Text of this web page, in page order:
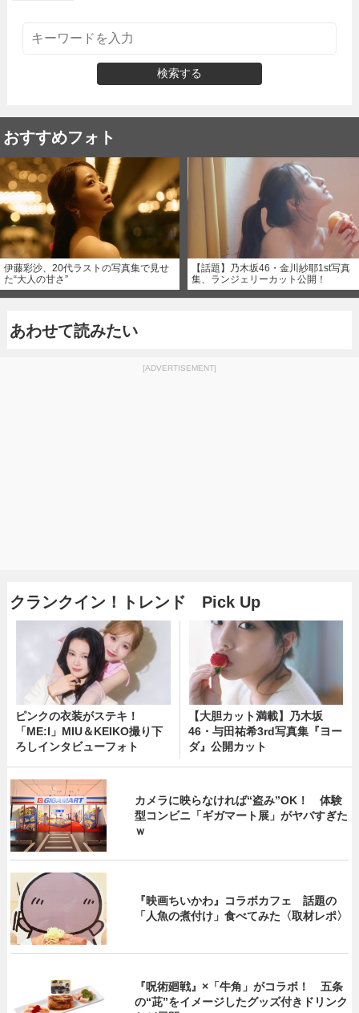
検索する
おすすめフォト
伊藤彩沙、20代ラストの写真集で見せ
た“大人の甘さ”
【話題】乃木坂46・金川紗耶1st写真
集、ランジェリーカット公開！
あわせて読みたい
[ADVERTISEMENT]
クランクイン！トレンド Pick Up
ピンクの衣装がステキ！
「ME:I」MIU＆KEIKO撮り下
ろしインタビューフォト
【大胆カット満載】乃木坂
46・与田祐希3rd写真集『ヨー
ダ』公開カット
カメラに映らなければ“盗み”OK！ 体験
型コンビニ「ギガマート展」がヤバすぎた
ｗ
『映画ちいかわ』コラボカフェ 話題の
「人魚の煮付け」食べてみた〈取材レポ〉
『呪術廻戦』×「牛角」がコラボ！ 五条
の“茈”をイメージしたグッズ付きドリンク